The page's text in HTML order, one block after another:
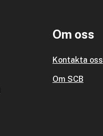
Om oss
Kontakta oss
Om SCB